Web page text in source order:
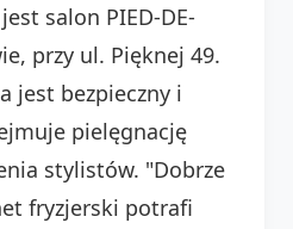
salon PIED-DE-
przy ul. Pięknej 49.
jest bezpieczny i
pielęgnację
stylistów. "Dobrze
fryzjerski potrafi